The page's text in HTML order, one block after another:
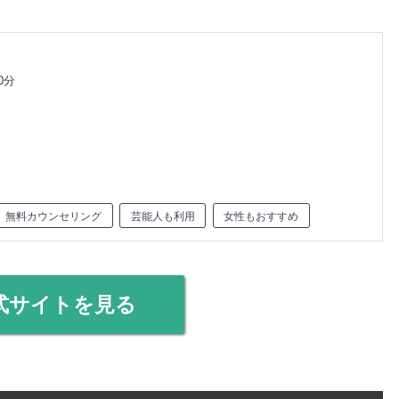
分
無料カウンセリング 芸能人も利用 女性もおすすめ
サイトを見る